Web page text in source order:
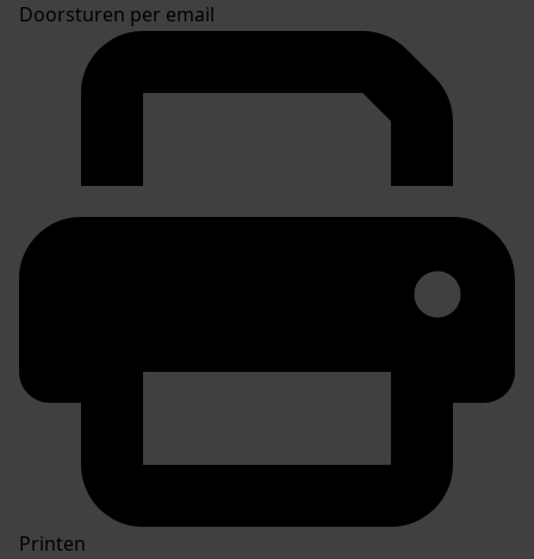
Doorsturen per email
Printen